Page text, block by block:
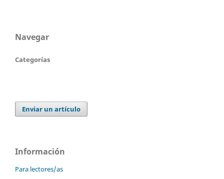
Navegar
Categorías
Enviar un artículo
Información
Para lectores/as